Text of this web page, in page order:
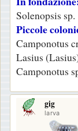
o
Solenopsis sp.
Piccole
Camponotus
Lasius
Camponotus
gig
larva